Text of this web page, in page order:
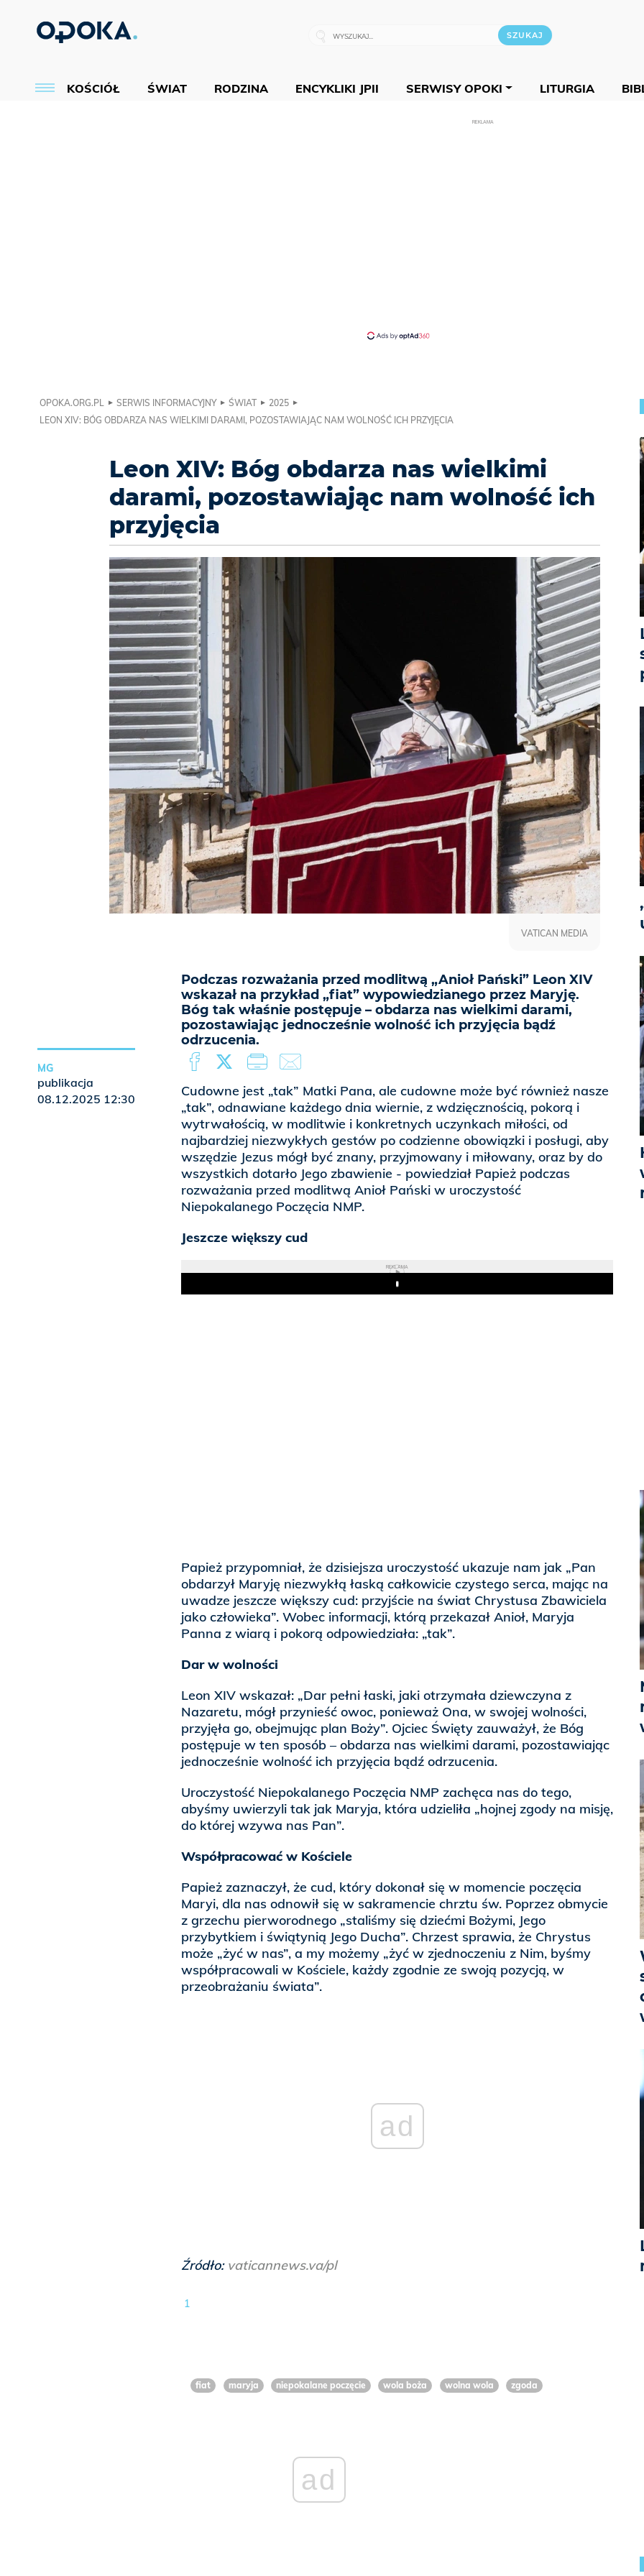
KOŚCIÓŁ ŚWIAT RODZINA ENCYKLIKI JPII SERWISY OPOKI LITURGIA
REKLAMA
OPOKA.ORG.PL SERWIS INFORMACYJNY ŚWIAT
2025
LEON XIV: BÓG OBDARZA NAS WIELKIMI DARAMI, POZOSTAWIAJĄC NAM WOLNOŚĆ ICH PRZYJĘCIA
Leon XIV: Bóg obdarza nas wielkimi
darami, pozostawiając nam wolność ich
przyjęcia
Podczas rozważania przed modlitwą „Anioł Pański” Leon XIV
wskazał na przykład „fiat” wypowiedzianego przez Maryję.
Bóg tak właśnie postępuje – obdarza nas wielkimi darami,
pozostawiając jednocześnie wolność ich przyjęcia bądź
odrzucenia.
VATICAN MEDIA
Cudowne jest „tak” Matki Pana, ale cudowne może być również nasze
„tak”, odnawiane każdego dnia wiernie, z wdzięcznością, pokorą i
wytrwałością, w modlitwie i konkretnych uczynkach miłości, od
najbardziej niezwykłych gestów po codzienne obowiązki i posługi, aby
wszędzie Jezus mógł być znany, przyjmowany i miłowany, oraz by do
wszystkich dotarło Jego zbawienie - powiedział Papież podczas
rozważania przed modlitwą Anioł Pański w uroczystość
Niepokalanego Poczęcia NMP.
Jeszcze większy cud
REKLAMA
Play
Papież przypomniał, że dzisiejsza uroczystość ukazuje nam jak „Pan
obdarzył Maryję niezwykłą łaską całkowicie czystego serca, mając na
uwadze jeszcze większy cud: przyjście na świat Chrystusa Zbawiciela
jako człowieka”. Wobec informacji, którą przekazał Anioł, Maryja
Panna z wiarą i pokorą odpowiedziała: „tak”.
Dar w wolności
Leon XIV wskazał: „Dar pełni łaski, jaki otrzymała dziewczyna z
Nazaretu, mógł przynieść owoc, ponieważ Ona, w swojej wolności,
przyjęła go, obejmując plan Boży”. Ojciec Święty zauważył, że Bóg
postępuje w ten sposób – obdarza nas wielkimi darami, pozostawiając
jednocześnie wolność ich przyjęcia bądź odrzucenia.
Uroczystość Niepokalanego Poczęcia NMP zachęca nas do tego,
abyśmy uwierzyli tak jak Maryja, która udzieliła „hojnej zgody na misję,
do której wzywa nas Pan”.
Współpracować w Kościele
Papież zaznaczył, że cud, który dokonał się w momencie poczęcia
Maryi, dla nas odnowił się w sakramencie chrztu św. Poprzez obmycie
z grzechu pierworodnego „staliśmy się dziećmi Bożymi, Jego
przybytkiem i świątynią Jego Ducha”. Chrzest sprawia, że Chrystus
może „żyć w nas”, a my możemy „żyć w zjednoczeniu z Nim, byśmy
współpracowali w Kościele, każdy zgodnie ze swoją pozycją, w
przeobrażaniu świata”.
ad
Źródło: vaticannews.va/pl
1
MG
publikacja
08.12.2025 12:30
fiat maryja niepokalane poczęcie wola boża wolna wola zgoda
ad